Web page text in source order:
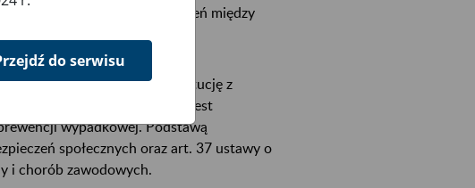
wymiany danych i doświadczeń między
realizowanych przez instytucję z
Ubezpieczeń Społecznych jest
wypadkowej. Podstawą
społecznych oraz art. 37 ustawy o
i chorób zawodowych.
do serwisu